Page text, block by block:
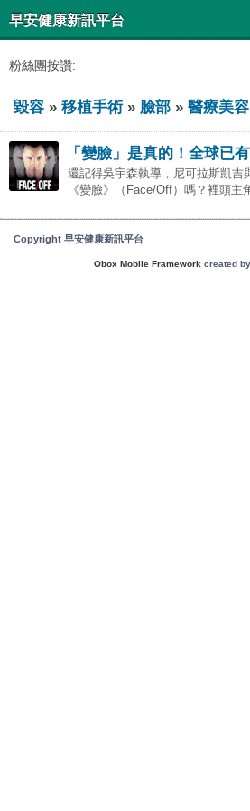
早安健康新訊平台
粉絲團按讚:
毀容 » 移植手術» 臉部 » 醫療美容
「變臉」是真的！全球已
還記得吳宇森執導，尼可拉斯凱吉
《變臉》（Face/Off）嗎？裡頭
Copyright 早安健康新訊平台
Obox Mobile Framework created